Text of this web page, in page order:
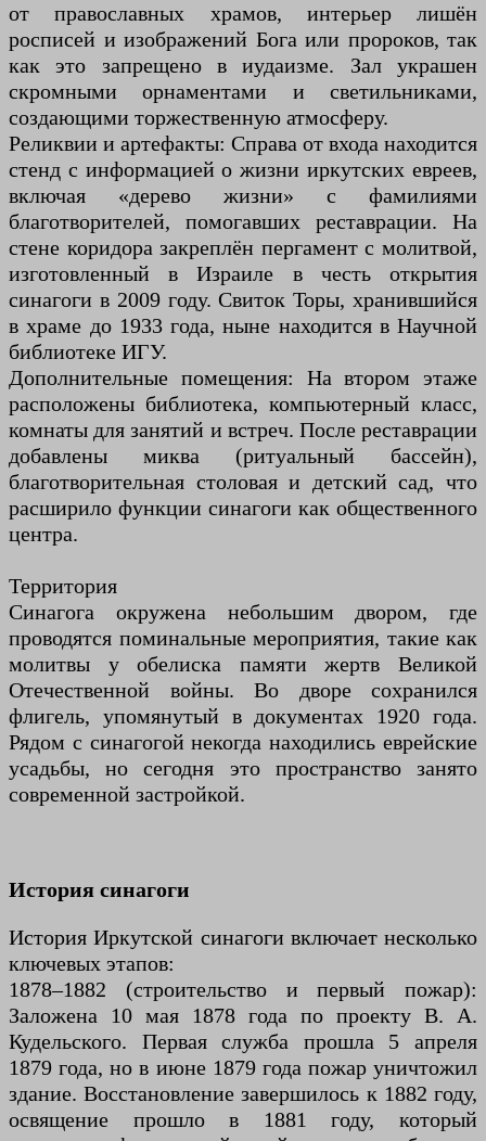
от православных храмов, интерьер лишён
росписей и изображений Бога или пророков, так
как это запрещено в иудаизме. Зал украшен
скромными орнаментами и светильниками,
создающими торжественную атмосферу.
Реликвии и артефакты: Справа от входа находится
стенд с информацией о жизни иркутских евреев,
включая «дерево жизни» с фамилиями
благотворителей, помогавших реставрации. На
стене коридора закреплён пергамент с молитвой,
изготовленный в Израиле в честь открытия
синагоги в 2009 году. Свиток Торы, хранившийся
в храме до 1933 года, ныне находится в Научной
библиотеке ИГУ.
Дополнительные помещения: На втором этаже
расположены библиотека, компьютерный класс,
комнаты для занятий и встреч. После реставрации
добавлены миква (ритуальный бассейн),
благотворительная столовая и детский сад, что
расширило функции синагоги как общественного
центра.
Территория
Синагога окружена небольшим двором, где
проводятся поминальные мероприятия, такие как
молитвы у обелиска памяти жертв Великой
Отечественной войны. Во дворе сохранился
флигель, упомянутый в документах 1920 года.
Рядом с синагогой некогда находились еврейские
усадьбы, но сегодня это пространство занято
современной застройкой.
История синагоги
История Иркутской синагоги включает несколько
ключевых этапов:
1878–1882 (строительство и первый пожар):
Заложена 10 мая 1878 года по проекту В. А.
Кудельского. Первая служба прошла 5 апреля
1879 года, но в июне 1879 года пожар уничтожил
здание. Восстановление завершилось к 1882 году,
освящение прошло в 1881 году, который